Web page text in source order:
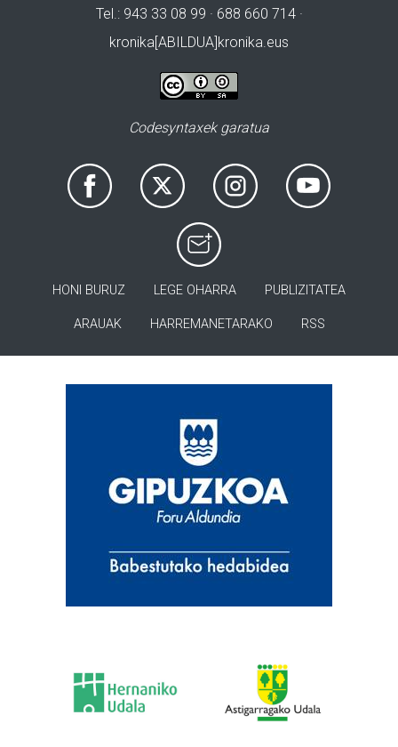
Tel.: 943 33 08 99 · 688 660 714 ·
kronika[ABILDUA]kronika.eus
Codesyntaxek garatua
HONI BURUZ LEGE OHARRA PUBLIZITATEA
ARAUAK HARREMANETARAKO RSS